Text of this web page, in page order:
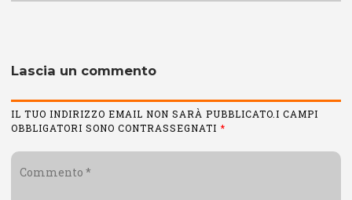
Lascia un commento
IL TUO INDIRIZZO EMAIL NON SARÀ PUBBLICATO.I CAMPI
OBBLIGATORI SONO CONTRASSEGNATI *